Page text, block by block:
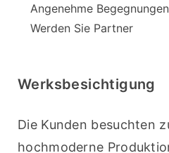
Angenehme Begegnungen
Werden Sie Partner
Werksbesichtigung
Die Kunden besuchten
hochmoderne